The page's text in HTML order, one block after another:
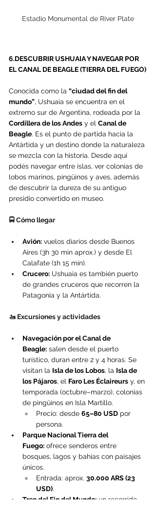
Estadio Monumental de River Plate
6.DESCUBRIR USHUAIA Y NAVEGAR POR
EL CANAL DE BEAGLE (TIERRA DEL FUEGO)
Conocida como la “ciudad del fin del
mundo”, Ushuaia se encuentra en el
extremo sur de Argentina, rodeada por la
Cordillera de los Andes y el Canal de
Beagle. Es el punto de partida hacia la
Antártida y un destino donde la naturaleza
se mezcla con la historia. Desde aquí
podés navegar entre islas, ver colonias de
lobos marinos, pingüinos y aves, además
de descubrir la dureza de su antiguo
presidio convertido en museo.
🚍 Cómo llegar
Avión: vuelos diarios desde Buenos
Aires (3h 30 min aprox.) y desde El
Calafate (1h 15 min).
Crucero: Ushuaia es también puerto
de grandes cruceros que recorren la
Patagonia y la Antártida.
🚤 Excursiones y actividades
Navegación por el Canal de
Beagle: salen desde el puerto
turístico, duran entre 2 y 4 horas. Se
visitan la Isla de los Lobos, la Isla de
los Pájaros, el Faro Les Éclaireurs y, en
temporada (octubre–marzo), colonias
de pingüinos en Isla Martillo.
Precio: desde 65–80 USD por
persona.
Parque Nacional Tierra del
Fuego: ofrece senderos entre
bosques, lagos y bahías con paisajes
únicos.
Entrada: aprox. 30.000 ARS (23
USD).
Tren del Fin del Mundo: un recorrido